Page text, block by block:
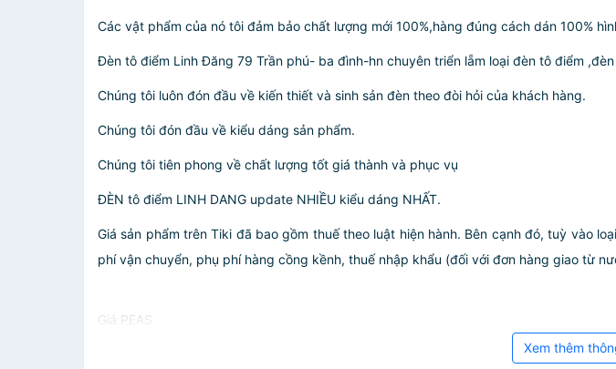
Các vật phẩm của nó tôi đảm bảo chất lượng mới 100%,hàng đúng cách dán 100%
️Đèn tô điểm Linh Đăng 79 Trần phú- ba đình-hn chuyên triển lẵm loại đèn tô điểm
Chúng tôi luôn đón đầu về kiến thiết và sinh sản đèn theo đòi hỏi của khách hàng.
Chúng tôi đón đầu về kiểu dáng sản phẩm.
Chúng tôi tiên phong về chất lượng tốt giá thành và phục vụ
ĐÈN tô điểm LINH DANG update NHIỀU kiểu dáng NHẤT.
Giá sản phẩm trên Tiki đã bao gồm thuế theo luật hiện hành. Bên cạnh đó, tuỳ vào
phí vận chuyển, phụ phí hàng cồng kềnh, thuế nhập khẩu (đối với đơn hàng giao từ
Giá PEAS
Xem thêm